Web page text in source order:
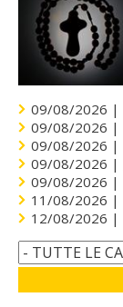
09/08/2026 |
09/08/2026 |
09/08/2026 |
09/08/2026 |
09/08/2026 |
11/08/2026 |
12/08/2026 |